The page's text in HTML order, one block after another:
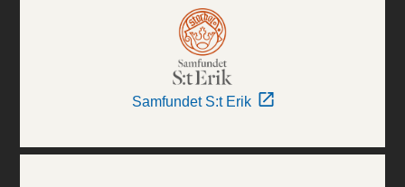
Samfundet S:t Erik